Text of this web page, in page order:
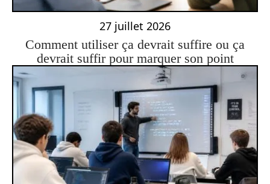
27 juillet 2026
Comment utiliser ça devrait suffire ou ça
devrait suffir pour marquer son point